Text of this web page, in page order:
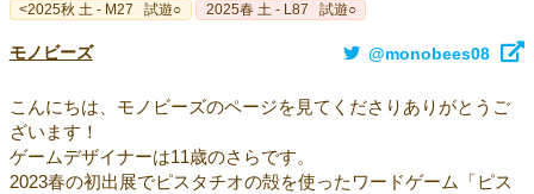
<2025秋 土 - M27 試遊○ 2025春 土 - L87 試遊○
モノビーズ @monobees08
こんにちは、モノビーズのページを見てくださりありがとうご
ざいます！
ゲームデザイナーは11歳のさらです。
2023春の初出展でピスタチオの殻を使ったワードゲーム「ピス